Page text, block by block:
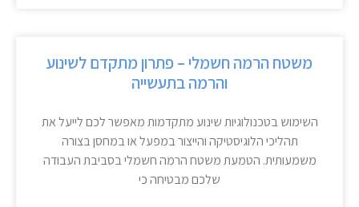
משטח הרמה חשמלי – פתרון מתקדם לשינוע
והרמה בתעשייה
השימוש בטכנולוגיות שינוע מתקדמות מאפשר לכם לייעל את
תהליכי הלוגיסטיקה והייצור במפעל או במחסן בצורה
משמעותית. הטמעת משטח הרמה חשמלי בסביבת העבודה
שלכם מבטיחה כי